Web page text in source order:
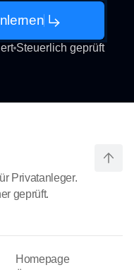
Steuerlich geprüft
Privatanleger.
geprüft.
Homepage